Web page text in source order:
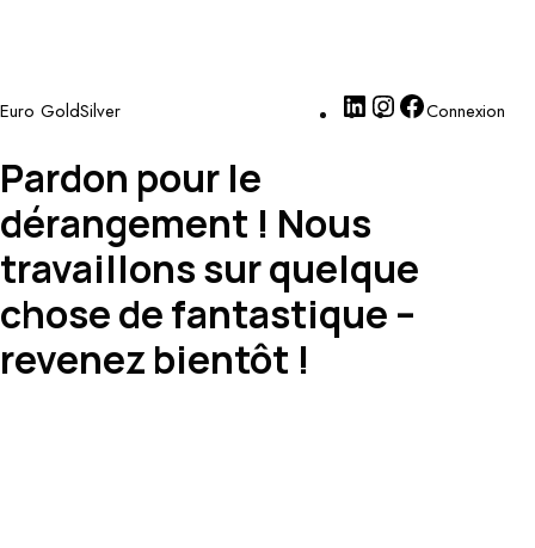
Euro GoldSilver Connexion
Pardon pour le
dérangement ! Nous
travaillons sur quelque
chose de fantastique –
revenez bientôt !